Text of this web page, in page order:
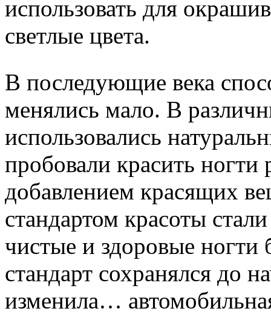
использовать для
светлые цвета.
В последующие века
менялись мало. В
использовались
пробовали красить
добавлением красящих
стандартом красоты
чистые и здоровые ногти
стандарт сохранялся до
изменила…